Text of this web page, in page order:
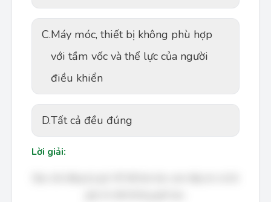
C.Máy móc, thiết bị không phù hợp
với tầm vốc và thể lực của người
điều khiển
D.Tất cả đều đúng
Lời giải: